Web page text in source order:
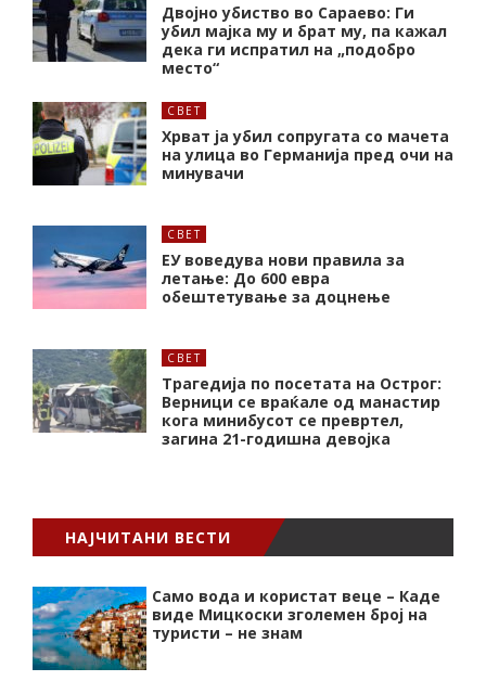
Двојно убиство во Сараево: Ги
убил мајка му и брат му, па кажал
дека ги испратил на „подобро
место“
СВЕТ
Хрват ја убил сопругата со мачета
на улица во Германија пред очи на
минувачи
СВЕТ
ЕУ воведува нови правила за
летање: До 600 евра
обештетување за доцнење
СВЕТ
Трагедија по посетата на Острог:
Верници се враќале од манастир
кога минибусот се превртел,
загина 21-годишна девојка
НАЈЧИТАНИ ВЕСТИ
Само вода и користат веце – Каде
виде Мицкоски зголемен број на
туристи – не знам